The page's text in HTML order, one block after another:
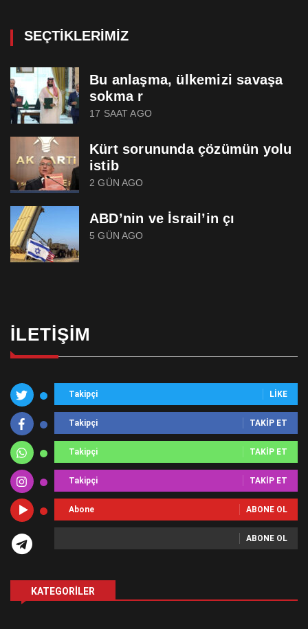
SEÇTIKLERIMIZ
Bu anlaşma, ülkemizi savaşa
sokma r
17 SAAT AGO
Kürt sorununda çözümün yolu
istib
2 GÜN AGO
ABD’nin ve İsrail’in çı
5 GÜN AGO
İLETIŞIM
Takipçi LIKE
Takipçi TAKIP ET
Takipçi TAKIP ET
Takipçi TAKIP ET
Abone ABONE OL
ABONE OL
KATEGORILER